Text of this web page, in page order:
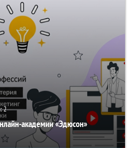
2
академии «Эдюсон»